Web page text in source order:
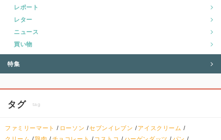
レポート
レター
ニュース
買い物
特集
タグ tag
ファミリーマート ローソン セブンイレブン
アイスクリーム